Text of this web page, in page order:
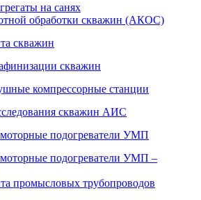
на санях
обработки скважин (АКОС)
скважин
скважин
компрессорные станции
скважин АИС
подогреватели УМП
подогреватели УМП –
промысловых трубопроводов